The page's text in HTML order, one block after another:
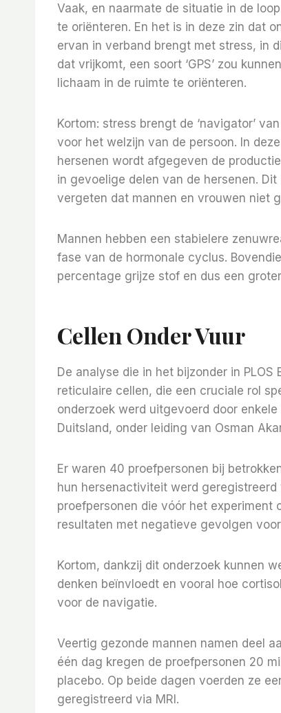
Vaak, en naarmate de situatie in de
te oriënteren. En het is in deze zin dat
ervan in verband brengt met stress, in
dat vrijkomt, een soort ‘GPS’ zou
lichaam in de ruimte te oriënteren.
Kortom: stress brengt de ‘navigator’
voor het welzijn van de persoon. In
hersenen wordt afgegeven de
in gevoelige delen van de hersenen.
vergeten dat mannen en vrouwen niet
Mannen hebben een stabielere
fase van de hormonale cyclus.
percentage grijze stof en dus een
Cellen Onder Vuur
De analyse die in het bijzonder in
reticulaire cellen, die een cruciale rol
onderzoek werd uitgevoerd door
Duitsland, onder leiding van Osman
Er waren 40 proefpersonen bij
hun hersenactiviteit werd
proefpersonen die vóór het experiment
resultaten met negatieve gevolgen
Kortom, dankzij dit onderzoek kunnen
denken beïnvloedt en vooral hoe
voor de navigatie.
Veertig gezonde mannen namen deel
één dag kregen de proefpersonen 20
placebo. Op beide dagen voerden ze
geregistreerd via MRI.